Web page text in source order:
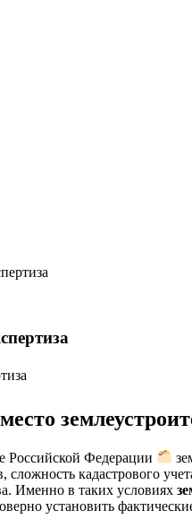
Российской Федерации
сложность кадастрового
Именно в таких условиях
установить